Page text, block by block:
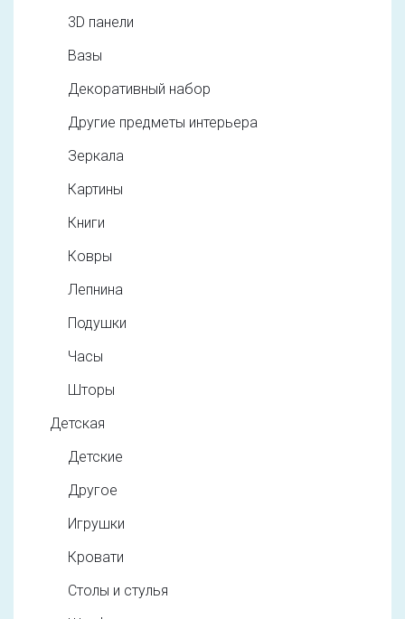
3D панели
Вазы
Декоративный набор
Другие предметы интерьера
Зеркала
Картины
Книги
Ковры
Лепнина
Подушки
Часы
Шторы
Детская
Детские
Другое
Игрушки
Кровати
Столы и стулья